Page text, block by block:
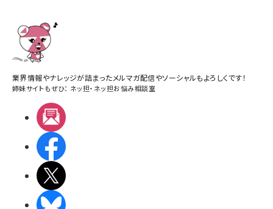
業界情報やナレッジが詰まったメルマガ配信やソーシャルもよろしくです！
姉妹サイトもぜひ： ネッ担・ ネッ担お悩み相談室